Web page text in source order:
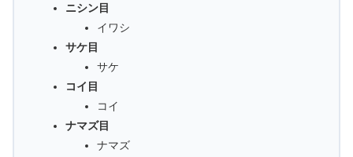
ニシン目
イワシ
サケ目
サケ
コイ目
コイ
ナマズ目
ナマズ